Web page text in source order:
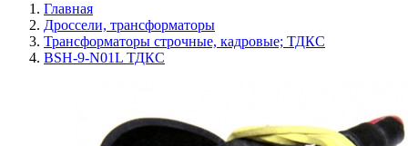
Главная
Дроссели, трансформаторы
Трансформаторы строчные, кадровые; ТДКС
BSH-9-N01L ТДКС